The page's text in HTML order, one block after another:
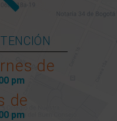
de
pm
de
pm